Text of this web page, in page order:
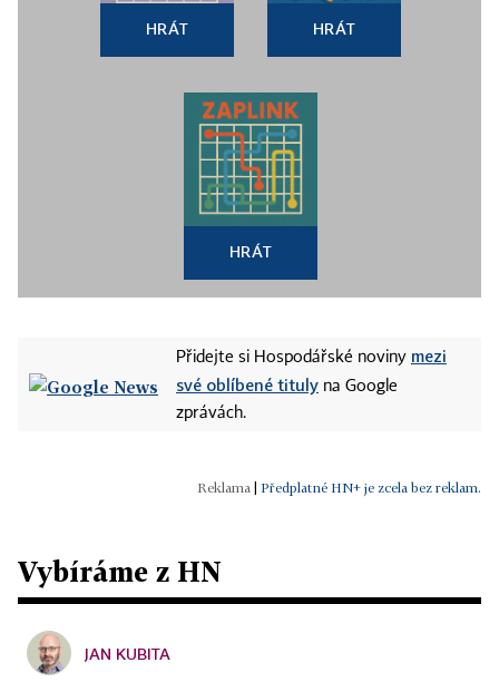
HRÁT HRÁT
HRÁT
Přidejte si Hospodářské noviny mezi
své oblíbené tituly na Google
zprávách.
Předplatné HN+ je zcela bez reklam.
Vybíráme z HN
JAN KUBITA